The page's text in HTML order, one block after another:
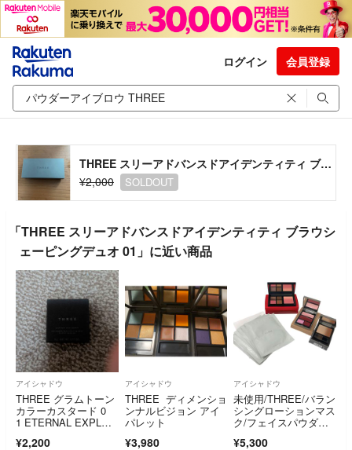
ログイン 会員登録
THREE スリーアドバンスドアイデンティティ ブラウシェーピングデュオ 01
¥2,000
SOLDOUT
「THREE スリーアドバンスドアイデンティティ ブラウシ
ェーピングデュオ 01」に近い商品
アイシャドウ
THREE グラムトーン
カラーカスタード 0
1 ETERNAL EXPLOR
¥2,200
アイシャドウ
THREE ディメンショ
ンナルビジョン アイ
パレット
¥3,980
アイシャドウ
未使用/THREE/バラン
シングローションマス
ク/フェイスパウダー/
まとめ/RS1776
¥5,300